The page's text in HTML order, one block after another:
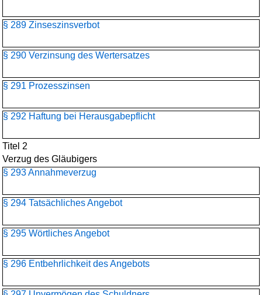
§ 289 Zinseszinsverbot
§ 290 Verzinsung des Wertersatzes
§ 291 Prozesszinsen
§ 292 Haftung bei Herausgabepflicht
Titel 2
Verzug des Gläubigers
§ 293 Annahmeverzug
§ 294 Tatsächliches Angebot
§ 295 Wörtliches Angebot
§ 296 Entbehrlichkeit des Angebots